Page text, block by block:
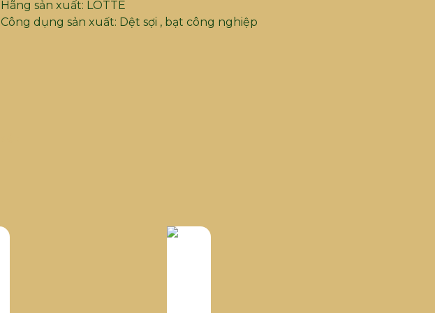
Hãng sản xuất: LOTTE
Công dụng sản xuất: Dệt sợi , bạt công nghiệp